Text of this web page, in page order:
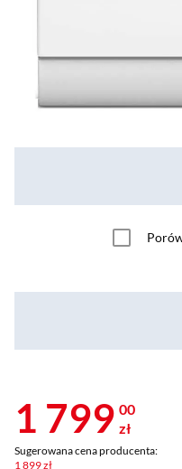
1 799 00
zł
Sugerowana cena producenta:
1 899 zł